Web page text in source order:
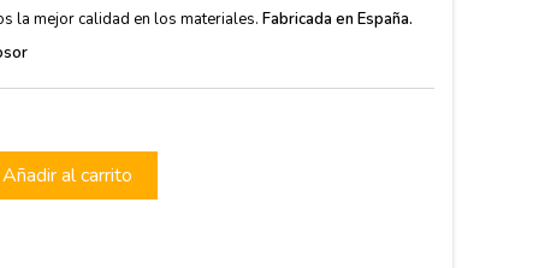
la mejor calidad en los materiales. Fabricada en España.
Añadir al carrito